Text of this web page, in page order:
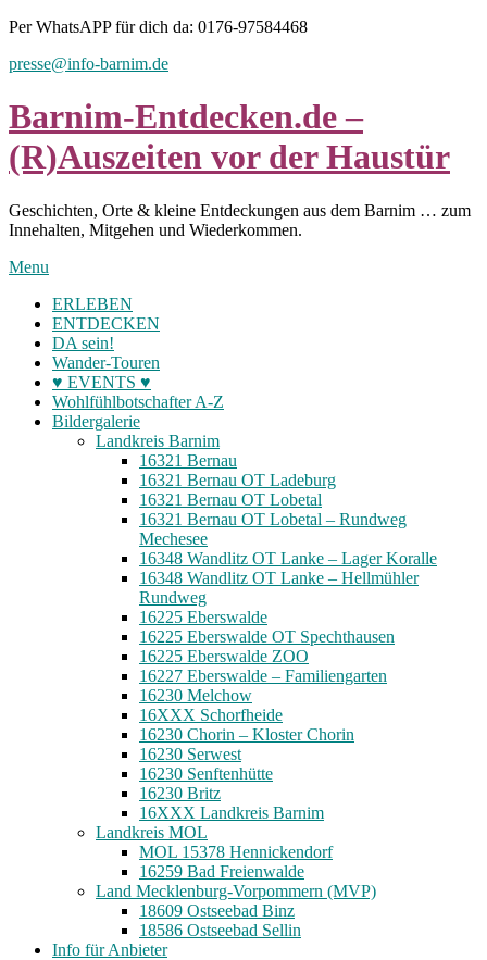
Skip
content
Per WhatsAPP für dich da: 0176-97584468
presse@info-barnim.de
Barnim-Entdecken.de –
(R)Auszeiten vor der Haustür
Geschichten, Orte & kleine Entdeckungen aus dem Barnim … zum
Innehalten, Mitgehen und Wiederkommen.
Menu
ERLEBEN
ENTDECKEN
DA sein!
Wander-Touren
♥ EVENTS ♥
Wohlfühlbotschafter A-Z
Bildergalerie
Landkreis Barnim
16321 Bernau
16321 Bernau OT Ladeburg
16321 Bernau OT Lobetal
16321 Bernau OT Lobetal – Rundweg
Mechesee
16348 Wandlitz OT Lanke – Lager Koralle
16348 Wandlitz OT Lanke – Hellmühler
Rundweg
16225 Eberswalde
16225 Eberswalde OT Spechthausen
16225 Eberswalde ZOO
16227 Eberswalde – Familiengarten
16230 Melchow
16XXX Schorfheide
16230 Chorin – Kloster Chorin
16230 Serwest
16230 Senftenhütte
16230 Britz
16XXX Landkreis Barnim
Landkreis MOL
MOL 15378 Hennickendorf
16259 Bad Freienwalde
Land Mecklenburg-Vorpommern (MVP)
18609 Ostseebad Binz
18586 Ostseebad Sellin
Info für Anbieter